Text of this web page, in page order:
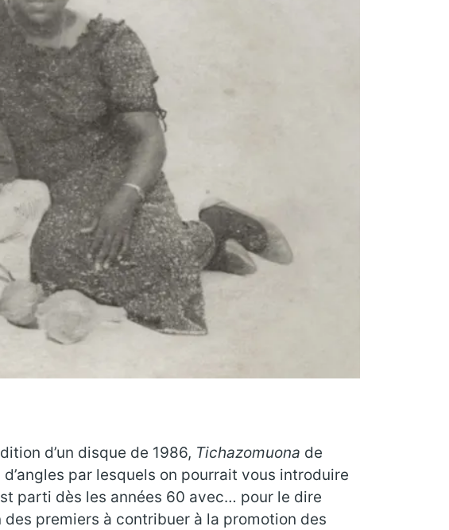
d’un disque de 1986, Tichazomuona de
par lesquels on pourrait vous introduire
parti dès les années 60 avec… pour le dire
des premiers à contribuer à la promotion des